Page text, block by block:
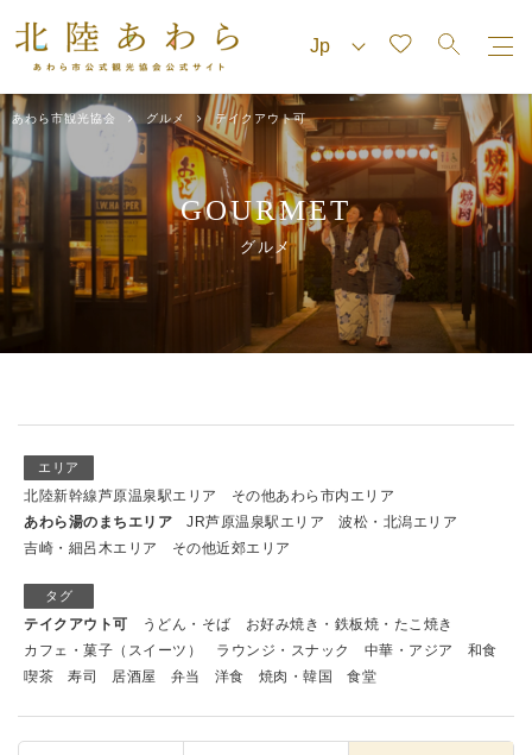
あわら市観光協会 グルメ テイクアウト可
GOURMET
グルメ
エリア
北陸新幹線芦原温泉駅エリア
その他あわら市内エリア
あわら湯のまちエリア
JR芦原温泉駅エリア
波松・北潟エリア
吉崎・細呂木エリア
その他近郊エリア
タグ
テイクアウト可 うどん・そば
お好み焼き・鉄板焼・たこ焼き
カフェ・菓子（スイーツ）
ラウンジ・スナック 中華・アジア
和食
喫茶
寿司 居酒屋 弁当 洋食 焼肉・韓国 食堂